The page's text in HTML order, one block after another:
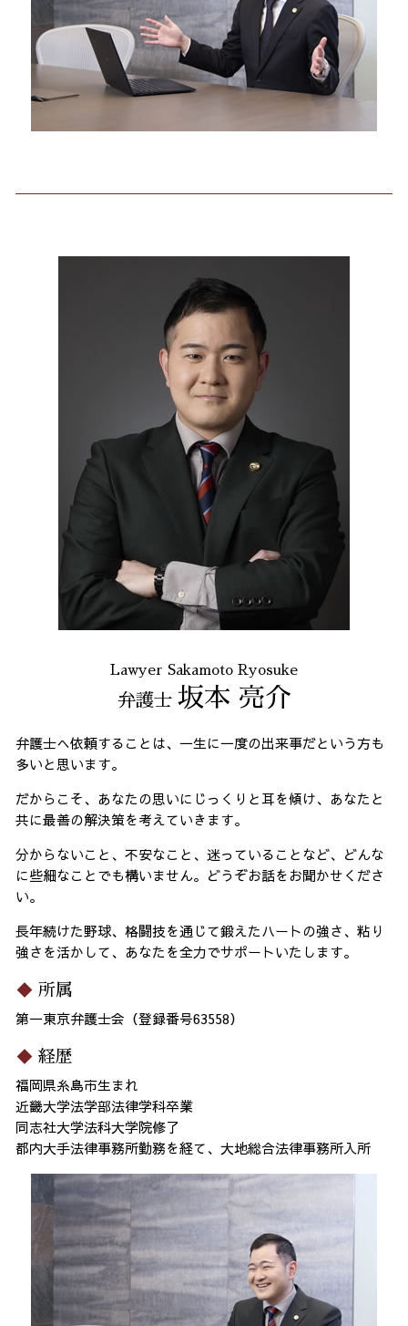
Lawyer Sakamoto Ryosuke
弁護士 坂本 亮介
弁護士へ依頼することは、一生に一度の出来事だという方も
多いと思います。
だからこそ、あなたの思いにじっくりと耳を傾け、あなたと
共に最善の解決策を考えていきます。
分からないこと、不安なこと、迷っていることなど、どんな
に些細なことでも構いません。どうぞお話をお聞かせくださ
い。
長年続けた野球、格闘技を通じて鍛えたハートの強さ、粘り
強さを活かして、あなたを全力でサポートいたします。
所属
第一東京弁護士会（登録番号63558）
経歴
福岡県糸島市生まれ
近畿大学法学部法律学科卒業
同志社大学法科大学院修了
都内大手法律事務所勤務を経て、大地総合法律事務所入所